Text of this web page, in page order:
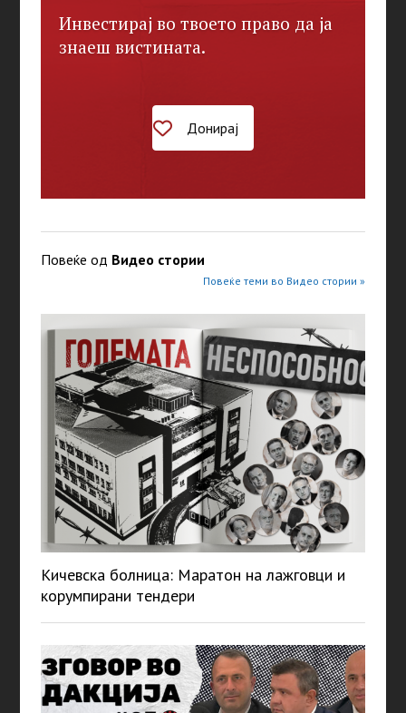
Инвестирај во твоето право да ја
знаеш вистината.
Донирај
Повеќе од Видео стории
Повеќе теми во Видео стории »
Кичевска болница: Маратон на лажговци и
корумпирани тендери